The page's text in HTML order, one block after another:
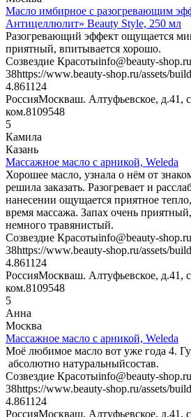
Масло имбирное с разогревающим
Антицеллюлит» Beauty Style, 250 мл
Разогревающий эффект ощущается
приятный, впитывается хорошо.
Созвездие Красотыinfo@beauty-shop.ru
38https://www.beauty-shop.ru/assets/
4.8611 24
РоссияМоскваш. Алтуфьевское, д.41,
ком.8109548
5
Камила
Казань
Массажное масло с арникой, Weleda
Хорошее масло, узнала о нём от
решила заказать. Разогревает и
нанесении ощущается приятное
время массажа. Запах очень
немного травянистый.
Созвездие Красотыinfo@beauty-shop.ru
38https://www.beauty-shop.ru/assets/
4.8611 24
РоссияМоскваш. Алтуфьевское, д.41,
ком.8109548
5
Анна
Москва
Массажное масло с арникой, Weleda
Моё любимое масло вот уже года 4.
абсолютно натуральныйсостав.
Созвездие Красотыinfo@beauty-shop.ru
38https://www.beauty-shop.ru/assets/
4.8611 24
РоссияМоскваш. Алтуфьевское, д.41,